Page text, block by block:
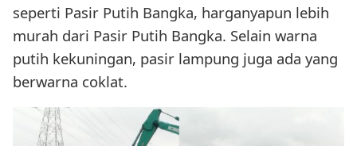
seperti Pasir Putih Bangka, harganyapun lebih
murah dari Pasir Putih Bangka. Selain warna
putih kekuningan, pasir lampung juga ada yang
berwarna coklat.